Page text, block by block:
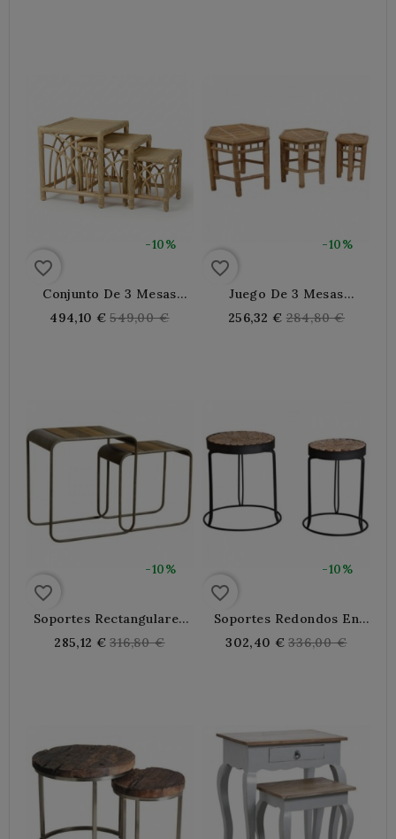
-10%
favorite_border
Conjunto De 3 Mesas
Cuadradas Capituras De
Ratan Natural,
494,10 € Regular
549,00 €
-10%
favorite_border
Juego De 3 Mesas
Auxiliares Hexagonales
De Bambú
256,32 € Regular
284,80 €
-10%
favorite_border
Soportes Rectangulares
De Madera Y Metal
285,12 € Regular
316,80 €
-10%
favorite_border
Soportes Redondos En
Madera Y Metal
302,40 € Regular
336,00 €